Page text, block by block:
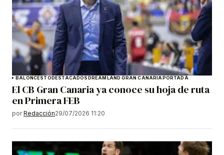
BALONCESTODESTACADOSDREAMLAND GRAN CANARIAPORTADA
El CB Gran Canaria ya conoce su hoja de ruta
en Primera FEB
por Redacción29/07/2026 11:20